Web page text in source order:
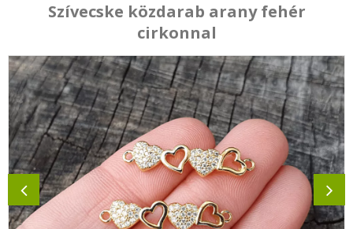
Szívecske közdarab arany fehér
cirkonnal